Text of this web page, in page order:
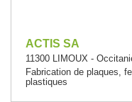
ACTIS SA
11300 LIMOUX -
Fabrication de plaques,
plastiques